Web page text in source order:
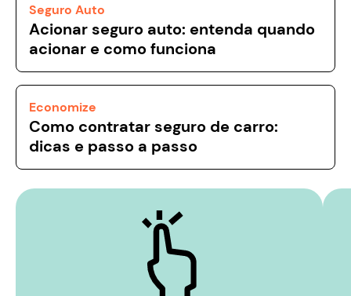
Seguro Auto
Acionar seguro auto: entenda quando
acionar e como funciona
Economize
Como contratar seguro de carro:
dicas e passo a passo